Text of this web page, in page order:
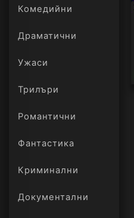
Комедийни
Драматични
Ужаси
Трилъри
онлайн
Романтични
Фантастика
Криминални
Документални